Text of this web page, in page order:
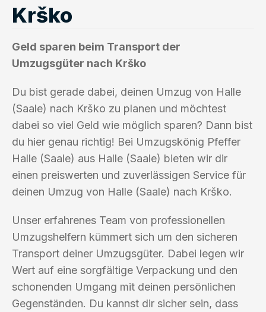
Krško
Geld sparen beim Transport der
Umzugsgüter nach Krško
Du bist gerade dabei, deinen Umzug von Halle
(Saale) nach Krško zu planen und möchtest
dabei so viel Geld wie möglich sparen? Dann bist
du hier genau richtig! Bei Umzugskönig Pfeffer
Halle (Saale) aus Halle (Saale) bieten wir dir
einen preiswerten und zuverlässigen Service für
deinen Umzug von Halle (Saale) nach Krško.
Unser erfahrenes Team von professionellen
Umzugshelfern kümmert sich um den sicheren
Transport deiner Umzugsgüter. Dabei legen wir
Wert auf eine sorgfältige Verpackung und den
schonenden Umgang mit deinen persönlichen
Gegenständen. Du kannst dir sicher sein, dass